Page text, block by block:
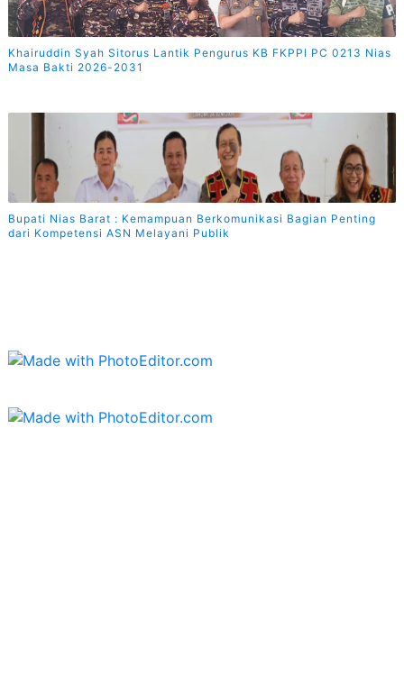
Khairuddin Syah Sitorus Lantik Pengurus KB FKPPI PC 0213 Nias
Masa Bakti 2026-2031
Bupati Nias Barat : Kemampuan Berkomunikasi Bagian Penting
dari Kompetensi ASN Melayani Publik